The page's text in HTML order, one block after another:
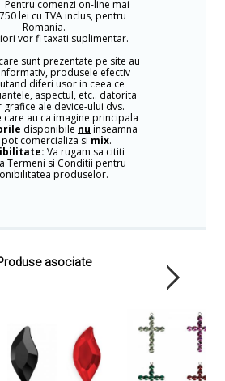
Pentru comenzi on-line mai
lei cu TVA inclus, pentru
Romania.
vor fi taxati suplimentar.
care sunt prezentate pe site au
produsele efectiv
diferi usor in ceea ce
aspectul, etc.. datorita
ale device-ului dvs.
care au ca imagine principala
disponibile nu inseamna
pot comercializa si mix.
Va rugam sa cititi
Termeni si Conditii pentru
produselor.
asociate